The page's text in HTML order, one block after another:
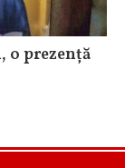
o prezență